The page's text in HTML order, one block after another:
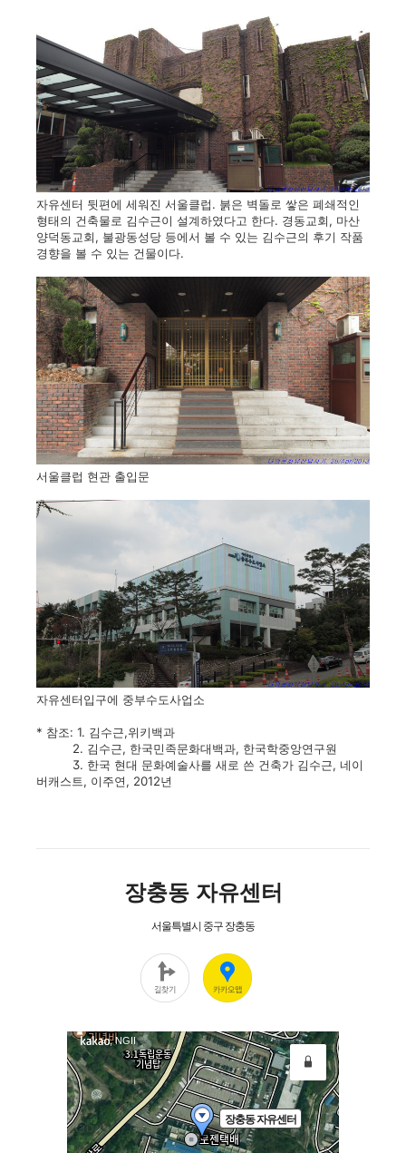
자유센터 뒷편에 세워진 서울클럽. 붉은 벽돌로 쌓은 폐쇄적인
형태의 건축물로 김수근이 설계하였다고 한다. 경동교회, 마산
양덕동교회, 불광동성당 등에서 볼 수 있는 김수근의 후기 작품
경향을 볼 수 있는 건물이다.
서울클럽 현관 출입문
자유센터입구에 중부수도사업소
* 참조: 1. 김수근,위키백과
2. 김수근, 한국민족문화대백과, 한국학중앙연구원
3. 한국 현대 문화예술사를 새로 쓴 건축가 김수근, 네이
버캐스트, 이주연, 2012년